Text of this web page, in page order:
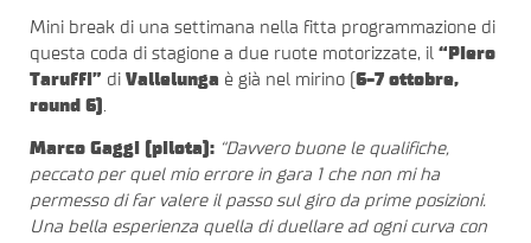
Mini break di una settimana nella fitta programmazione di
questa coda di stagione a due ruote motorizzate, il “Piero
Taruffi” di Vallelunga è già nel mirino (6-7 ottobre,
round 6)
Marco Gaggi (pilota): “Davvero buone le qualifiche,
peccato per quel mio errore in gara 1 che non mi ha
permesso di far valere il passo sul giro da prime posizioni.
Una bella esperienza quella di duellare ad ogni curva con